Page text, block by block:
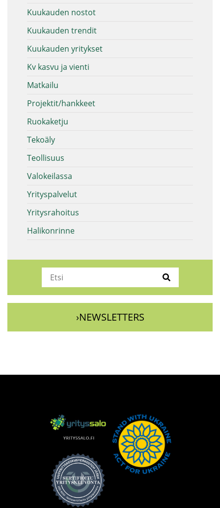
Kuukauden nostot
Kuukauden trendit
Kuukauden yritykset
Kv kasvu ja vienti
Matkailu
Projektit/hankkeet
Ruokaketju
Tekoäly
Teollisuus
Valokeilassa
Yrityspalvelut
Yritysrahoitus
Halikonrinne
›NEWSLETTERS